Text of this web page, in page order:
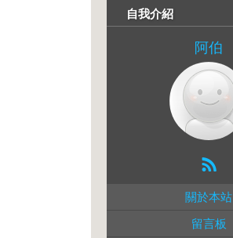
自我介紹
阿伯
關於本站
留言板